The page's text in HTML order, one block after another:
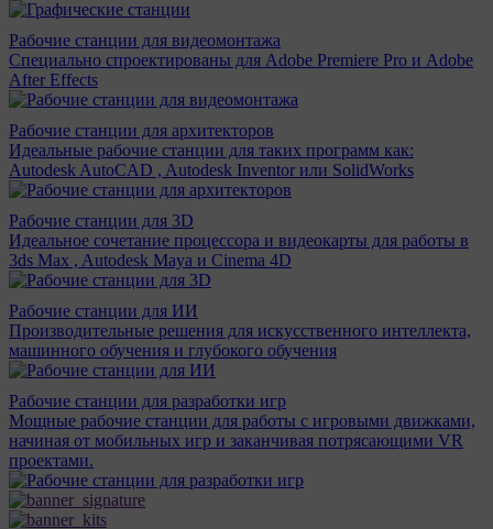
Рабочие станции для видеомонтажа
Специально спроектированы для Adobe Premiere Pro и Adobe
After Effects
Рабочие станции для архитекторов
Идеальные рабочие станции для таких программ как:
Autodesk AutoCAD , Autodesk Inventor или SolidWorks
Рабочие станции для 3D
Идеальное сочетание процессора и видеокарты для работы в
3ds Max , Autodesk Maya и Cinema 4D
Рабочие станции для ИИ
Производительные решения для искусственного интеллекта,
машинного обучения и глубокого обучения
Рабочие станции для разработки игр
Мощные рабочие станции для работы с игровыми движками,
начиная от мобильных игр и заканчивая потрясающими VR
проектами.